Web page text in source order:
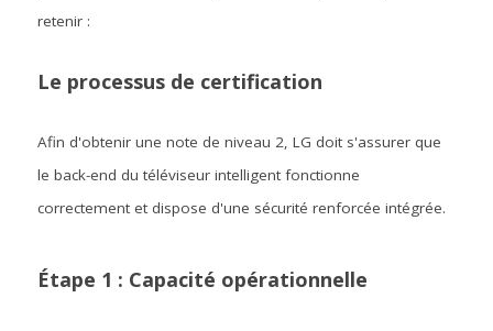
retenir :
Le processus de certification
Afin d'obtenir une note de niveau 2, LG doit s'assurer que
le back-end du téléviseur intelligent fonctionne
correctement et dispose d'une sécurité renforcée intégrée.
Étape 1 : Capacité opérationnelle